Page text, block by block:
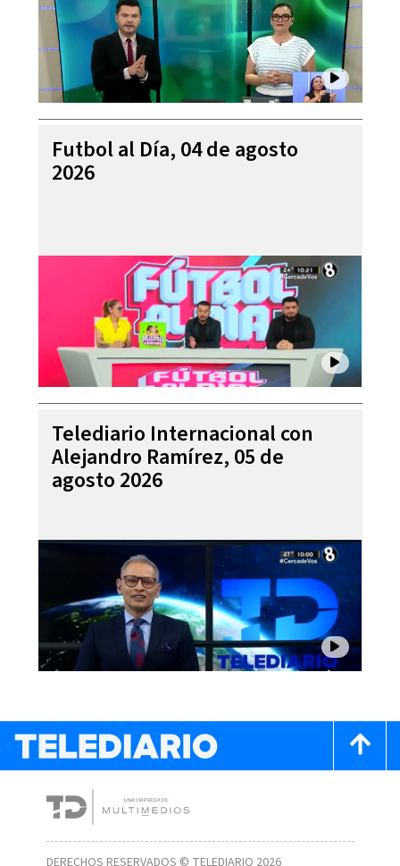
Futbol al Día, 04 de agosto
2026
Telediario Internacional con
Alejandro Ramírez, 05 de
agosto 2026
DERECHOS RESERVADOS © TELEDIARIO 2026